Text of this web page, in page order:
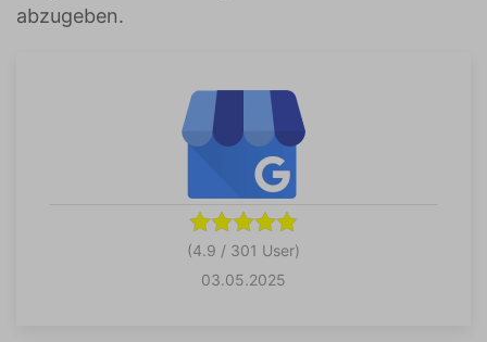
abzugeben.
(4.9 / 301 User)
03.05.2025